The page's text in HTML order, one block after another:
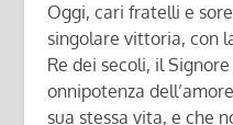
Oggi, cari fratelli e
singolare vittoria, con
Re dei secoli, il
onnipotenza
sua stessa vita, e che